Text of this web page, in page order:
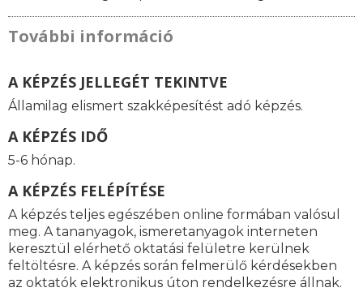
További információ
A KÉPZÉS JELLEGÉT TEKINTVE
Államilag elismert szakképesítést adó képzés.
A KÉPZÉS IDŐ
5-6 hónap.
A KÉPZÉS FELÉPÍTÉSE
A képzés teljes egészében online formában valósul
meg. A tananyagok, ismeretanyagok interneten
keresztül elérhető oktatási felületre kerülnek
feltöltésre. A képzés során felmerülő kérdésekben
az oktatók elektronikus úton rendelkezésre állnak.